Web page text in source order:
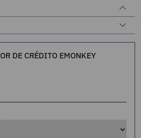
DE CRÉDITO EMONKEY